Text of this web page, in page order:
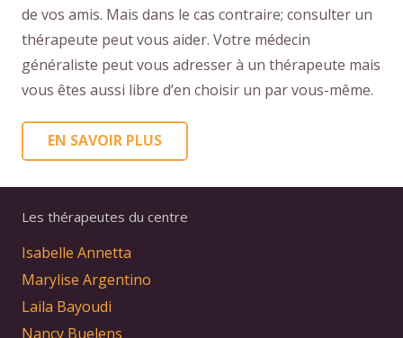
de vos amis. Mais dans le cas contraire; consulter un
thérapeute peut vous aider. Votre médecin
généraliste peut vous adresser à un thérapeute mais
vous êtes aussi libre d’en choisir un par vous-même.
EN SAVOIR PLUS
Les thérapeutes du centre
Isabelle Annetta
Marylise Argentino
Laila Bayoudi
Nancy Buelens